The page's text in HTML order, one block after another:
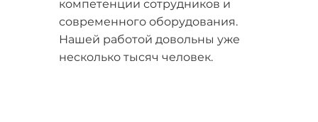
компетенции сотрудников и
современного оборудования.
Нашей работой довольны уже
несколько тысяч человек.